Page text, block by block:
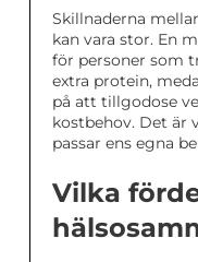
Skillnaderna
kan vara stor. En
för personer som
extra protein,
på att tillgodose
kostbehov. Det är
passar ens egna
Vilka